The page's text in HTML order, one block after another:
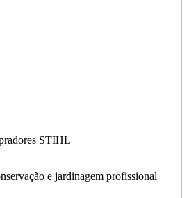
STIHL
e jardinagem profissional